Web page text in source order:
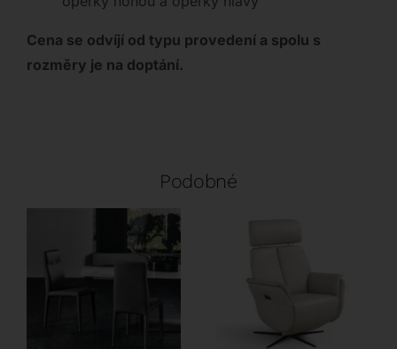
Cena se odvíjí od typu provedení a spolu s
rozměry je na doptání.
Podobné